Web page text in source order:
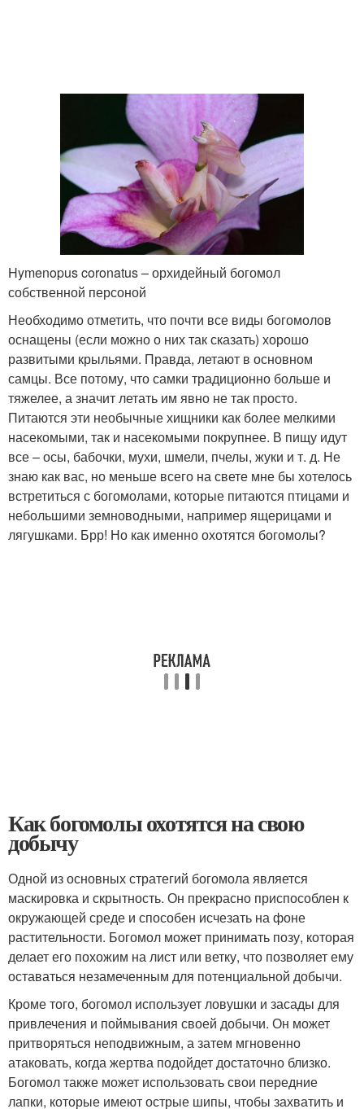
Hymenopus coronatus – орхидейный богомол
собственной персоной
Необходимо отметить, что почти все виды богомолов
оснащены (если можно о них так сказать) хорошо
развитыми крыльями. Правда, летают в основном
самцы. Все потому, что самки традиционно больше и
тяжелее, а значит летать им явно не так просто.
Питаются эти необычные хищники как более мелкими
насекомыми, так и насекомыми покрупнее. В пищу идут
все – осы, бабочки, мухи, шмели, пчелы, жуки и т. д. Не
знаю как вас, но меньше всего на свете мне бы хотелось
встретиться с богомолами, которые питаются птицами и
небольшими земноводными, например ящерицами и
лягушками. Брр! Но как именно охотятся богомолы?
Как богомолы охотятся на свою
добычу
Одной из основных стратегий богомола является
маскировка и скрытность. Он прекрасно приспособлен к
окружающей среде и способен исчезать на фоне
растительности. Богомол может принимать позу, которая
делает его похожим на лист или ветку, что позволяет ему
оставаться незамеченным для потенциальной добычи.
Кроме того, богомол использует ловушки и засады для
привлечения и поймывания своей добычи. Он может
притворяться неподвижным, а затем мгновенно
атаковать, когда жертва подойдет достаточно близко.
Богомол также может использовать свои передние
лапки, которые имеют острые шипы, чтобы захватить и